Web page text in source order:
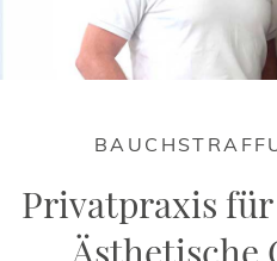
Privatpraxis